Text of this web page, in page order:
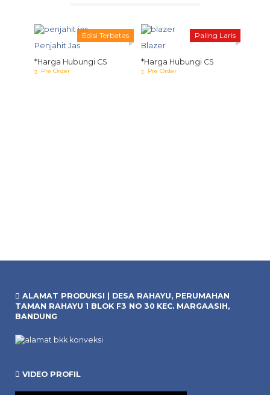
Edisi Terbatas
Penjahit Jas
*Harga Hubungi CS
Pre Order
Paling Laris
Blazer
*Harga Hubungi CS
Pre Order
ALAMAT PRODUKSI | DESA RAHAYU, PERUMAHAN
TAMAN RAHAYU 1 BLOK F3 NO 30 KEC. MARGAASIH,
BANDUNG
VIDEO PROFIL